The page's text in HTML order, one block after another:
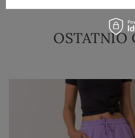
OSTATNIO